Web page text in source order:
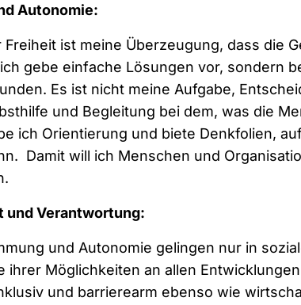
Autonomie:
ist meine Überzeugung, dass die
gebe einfache Lösungen vor, sondern
Es ist nicht meine Aufgabe,
und Begleitung bei dem, was die
ich Orientierung und biete Denkfolien,
Damit will ich Menschen und
und Verantwortung:
und Autonomie gelingen nur in
ihrer Möglichkeiten an allen
und barrierearm ebenso wie